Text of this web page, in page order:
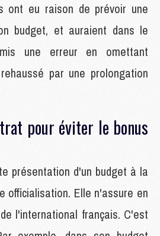
ont eu raison de prévoir une
budget, et auraient dans le
une erreur en omettant
par une prolongation
pour éviter le bonus
présentation d'un budget à la
officialisation. Elle n'assure en
l'international français. C'est